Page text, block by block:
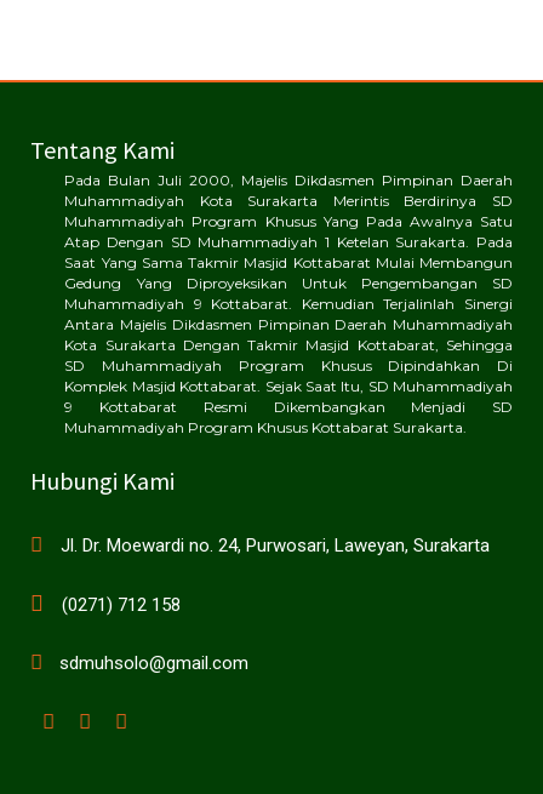
Tentang Kami
Pada Bulan Juli 2000, Majelis Dikdasmen Pimpinan Daerah
Muhammadiyah Kota Surakarta Merintis Berdirinya SD
Muhammadiyah Program Khusus Yang Pada Awalnya Satu
Atap Dengan SD Muhammadiyah 1 Ketelan Surakarta. Pada
Saat Yang Sama Takmir Masjid Kottabarat Mulai Membangun
Gedung Yang Diproyeksikan Untuk Pengembangan SD
Muhammadiyah 9 Kottabarat. Kemudian Terjalinlah Sinergi
Antara Majelis Dikdasmen Pimpinan Daerah Muhammadiyah
Kota Surakarta Dengan Takmir Masjid Kottabarat, Sehingga
SD Muhammadiyah Program Khusus Dipindahkan Di
Komplek Masjid Kottabarat. Sejak Saat Itu, SD Muhammadiyah
9 Kottabarat Resmi Dikembangkan Menjadi SD
Muhammadiyah Program Khusus Kottabarat Surakarta.
Hubungi Kami
Jl. Dr. Moewardi no. 24, Purwosari, Laweyan, Surakarta
(0271) 712 158
sdmuhsolo@gmail.com